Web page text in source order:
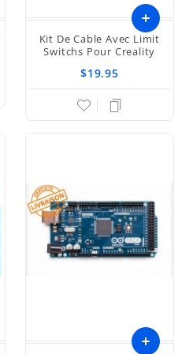
Kit De Cable Avec Limit
Switchs Pour Creality
$19.95